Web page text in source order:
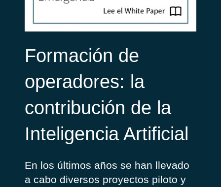
Formación de
operadores: la
contribución de la
Inteligencia Artificial
En los últimos años se han llevado
a cabo diversos proyectos piloto y